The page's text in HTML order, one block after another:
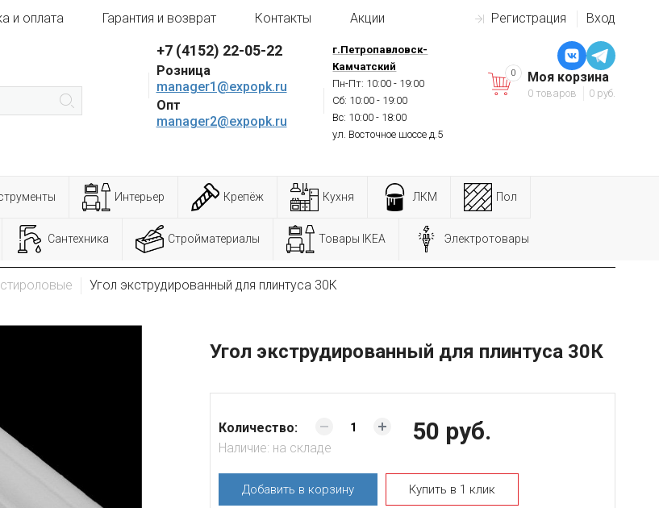
Регистрация Вход
и оплата Гарантия и возврат Контакты Акции
+7 (4152) 22-05-22
Розница
manager1@expopk.ru
Опт
manager2@expopk.ru
г.Петропавловск-
Камчатский
Пн-Пт: 10:00 - 19:00
Сб: 10:00 - 19:00
Вс: 10:00 - 18:00
ул. Восточное шоссе д.5
Моя корзина
0 товаров 0 руб.
0
Интерьер Крепёж Кухня ЛКМ Пол
Сантехника Стройматериалы Товары IKEA Электротовары
Угол экструдированный для плинтуса 30К
Угол экструдированный для плинтуса 30К
50 руб.
Количество:
Наличие: на складе
Добавить в корзину Купить в 1 клик